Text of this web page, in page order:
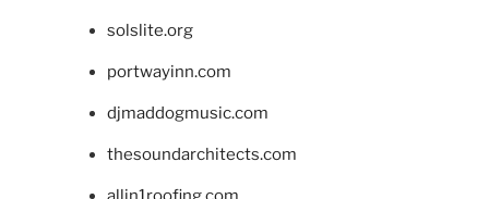
solslite.org
portwayinn.com
djmaddogmusic.com
thesoundarchitects.com